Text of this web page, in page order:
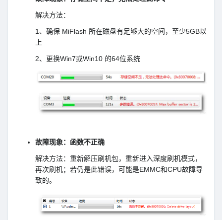
解决方法：
1、确保 MiFlash 所在磁盘有足够大的空间，至少5GB以
上
2、更换Win7或Win10 的64位系统
故障现象：函数不正确
解决方法：重新解压刷机包，重新进入深度刷机模式，
再次刷机；若仍是此错误，可能是EMMC和CPU故障导
致的。